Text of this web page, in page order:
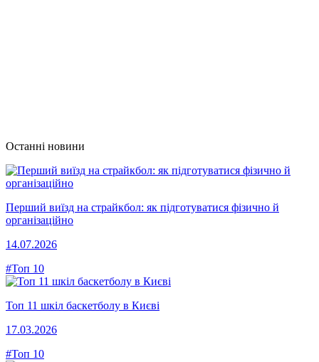
Останні новини
Перший виїзд на страйкбол: як підготуватися фізично й
організаційно
14.07.2026
#Топ 10
Топ 11 шкіл баскетболу в Києві
17.03.2026
#Топ 10